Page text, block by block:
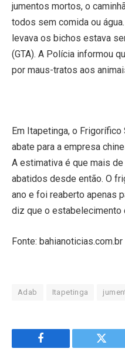
jumentos mortos, o
todos sem comida ou
levava os bichos estava
(GTA). A Polícia informou
por maus-tratos aos
Em Itapetinga, o
abate para a empresa
A estimativa é que mais
abatidos desde então. O
ano e foi reaberto apenas
diz que o estabelecimento
Fonte: bahianoticias.com.br
Adab Itapetinga
Facebook